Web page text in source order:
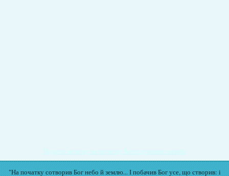
Подати записку на молитву Богослужіння онлайн
"На початку сотворив Бог небо й землю... І побачив Бог усе, що створив: і